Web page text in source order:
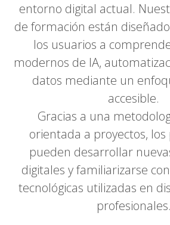
entorno digital actual.
de formación están
los usuarios a
modernos de IA,
datos mediante un
accesible.
Gracias a una
orientada a proyectos,
pueden desarrollar
digitales y familiarizarse
tecnológicas utilizadas en
profesionales.